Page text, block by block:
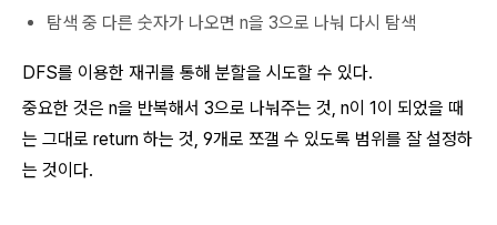
탐색 중 다른 숫자가 나오면 n을 3으로 나눠 다시 탐색
DFS를 이용한 재귀를 통해 분할을 시도할 수 있다.
중요한 것은 n을 반복해서 3으로 나눠주는 것, n이 1이 되었을 때
는 그대로 return 하는 것, 9개로 쪼갤 수 있도록 범위를 잘 설정하
는 것이다.